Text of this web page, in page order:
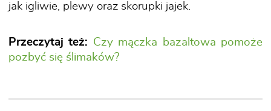
jak igliwie, plewy oraz skorupki jajek.
Przeczytaj też: Czy mączka bazaltowa pomoże
pozbyć się ślimaków?